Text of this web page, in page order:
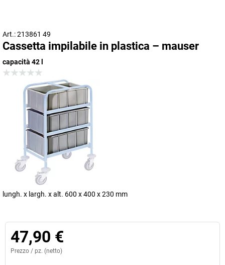
Art.: 213861 49
Cassetta impilabile in plastica – mauser
capacità 42 l
lungh. x largh. x alt. 600 x 400 x 230 mm
47,90 €
Prezzo / pz. (netto)